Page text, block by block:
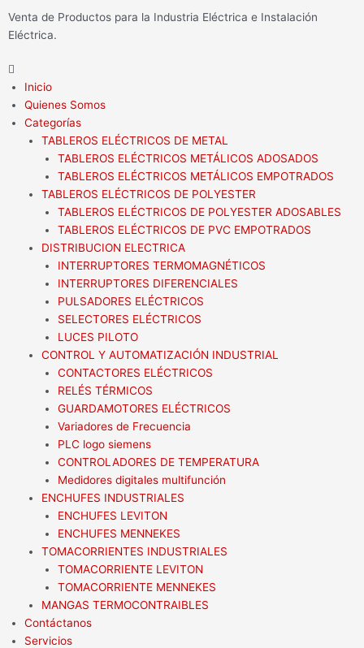
Venta de Productos para la Industria Eléctrica e Instalación
Eléctrica.
Flyout
MenuInicio
Quienes Somos
Categorías
TABLEROS ELÉCTRICOS DE METAL
TABLEROS ELÉCTRICOS METÁLICOS ADOSADOS
TABLEROS ELÉCTRICOS METÁLICOS EMPOTRADOS
TABLEROS ELÉCTRICOS DE POLYESTER
TABLEROS ELÉCTRICOS DE POLYESTER ADOSABLES
TABLEROS ELÉCTRICOS DE PVC EMPOTRADOS
DISTRIBUCION ELECTRICA
INTERRUPTORES TERMOMAGNÉTICOS
INTERRUPTORES DIFERENCIALES
PULSADORES ELÉCTRICOS
SELECTORES ELÉCTRICOS
LUCES PILOTO
CONTROL Y AUTOMATIZACIÓN INDUSTRIAL
CONTACTORES ELÉCTRICOS
RELÉS TÉRMICOS
GUARDAMOTORES ELÉCTRICOS
Variadores de Frecuencia
PLC logo siemens
CONTROLADORES DE TEMPERATURA
Medidores digitales multifunción
ENCHUFES INDUSTRIALES
ENCHUFES LEVITON
ENCHUFES MENNEKES
TOMACORRIENTES INDUSTRIALES
TOMACORRIENTE LEVITON
TOMACORRIENTE MENNEKES
MANGAS TERMOCONTRAIBLES
Contáctanos
Servicios